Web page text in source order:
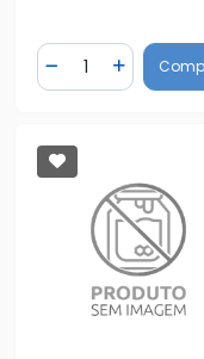
Diminuir Quantidade
Quantidade
Adicionar